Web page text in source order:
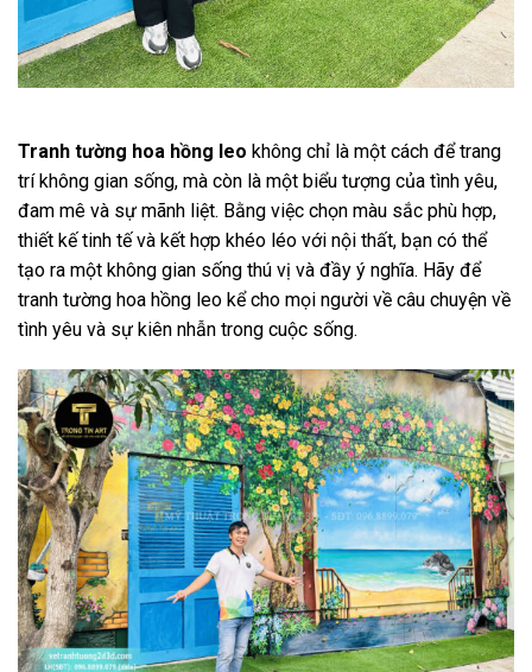
Tranh tường hoa hồng leo không chỉ là một cách để trang
trí không gian sống, mà còn là một biểu tượng của tình yêu,
đam mê và sự mãnh liệt. Bằng việc chọn màu sắc phù hợp,
thiết kế tinh tế và kết hợp khéo léo với nội thất, bạn có thể
tạo ra một không gian sống thú vị và đầy ý nghĩa. Hãy để
tranh tường hoa hồng leo kể cho mọi người về câu chuyện về
tình yêu và sự kiên nhẫn trong cuộc sống.